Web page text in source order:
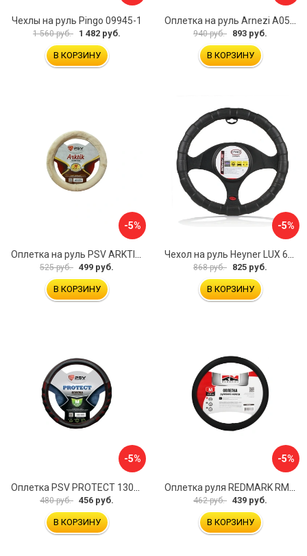
Чехлы на руль Pingo 09945-1
1 560 руб. 1 482 руб.
В КОРЗИНУ
940 руб. 893 руб.
В КОРЗИНУ
-5%
525 руб. 499 руб.
В КОРЗИНУ
-5%
868 руб. 825 руб.
В КОРЗИНУ
-5%
Оплетка PSV PROTECT 130503
480 руб. 456 руб.
В КОРЗИНУ
-5%
Оплетка руля REDMARK RM78002
462 руб. 439 руб.
В КОРЗИНУ